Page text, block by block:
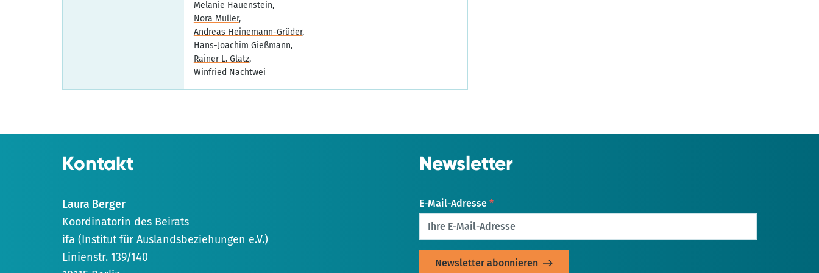
Melanie Hauenstein
Nora Müller
Andreas Heinemann-Grüder
Hans-Joachim Gießmann
Rainer L. Glatz
Winfried Nachtwei
Kontakt
Laura Berger
Koordinatorin des Beirats
ifa (Institut für Auslandsbeziehungen e.V.)
Linienstr. 139/140
Newsletter
E-Mail-Adresse *